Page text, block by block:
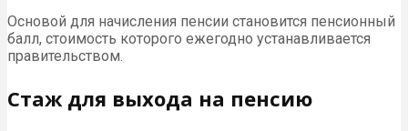
Основой для начисления пенсии становится пенсионный
балл, стоимость которого ежегодно устанавливается
правительством.
Стаж для выхода на пенсию